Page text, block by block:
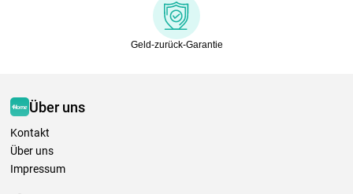
Geld-zurück-Garantie
Über uns
Kontakt
Über uns
Impressum